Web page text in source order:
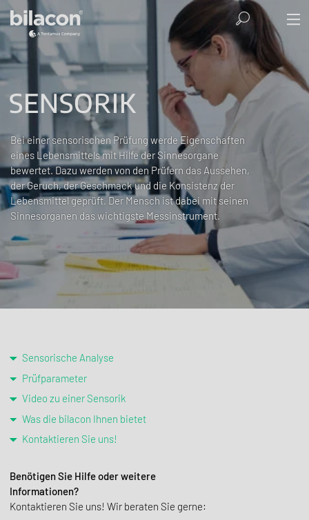
SENSORIK
Bei einer sensorischen Prüfung werde Eigenschaften
eines Lebensmittels mit Hilfe der Sinnesorgane
bewertet. Dazu werden von den Prüfern das Aussehen,
der Geruch, der Geschmack und die Konsistenz der
Lebensmittel geprüft. Der Mensch ist dabei mit seinen
Sinnesorganen das wichtigste Messinstrument.
Sensorische Analyse
Prüfparameter
Video zu einer Sensorik
Was die bilacon Ihnen bietet
Kontaktieren Sie uns!
Benötigen Sie Hilfe oder weitere
Informationen?
Kontaktieren Sie uns! Wir beraten Sie gerne: